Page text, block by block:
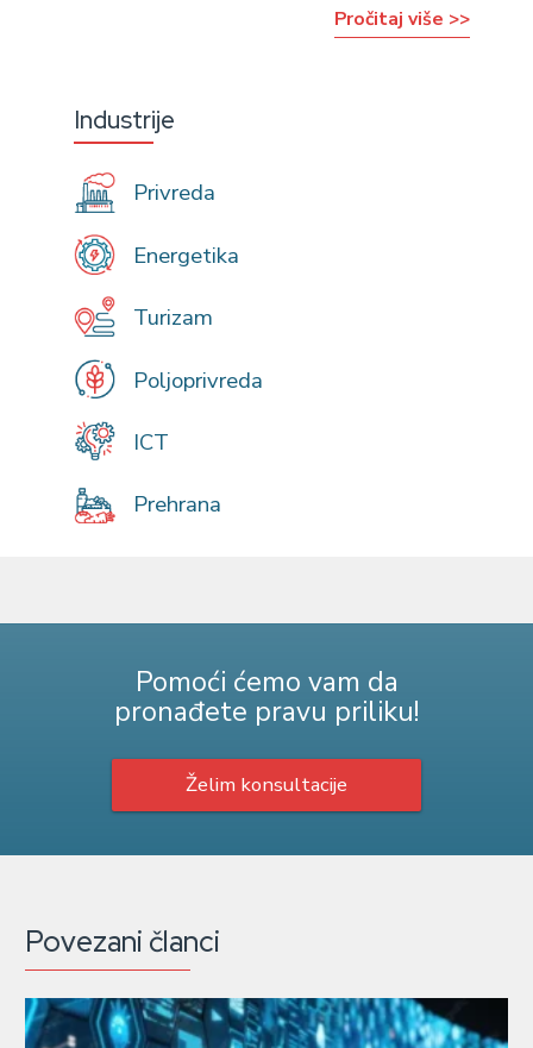
Pročitaj više >>
Industrije
Privreda
Energetika
Turizam
Poljoprivreda
ICT
Prehrana
Pomoći ćemo vam da
pronađete pravu priliku!
Želim konsultacije
Povezani članci